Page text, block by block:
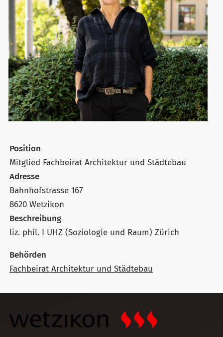
Position
Mitglied Fachbeirat Architektur und Städtebau
Adresse
Bahnhofstrasse 167
8620 Wetzikon
Beschreibung
liz. phil. I UHZ (Soziologie und Raum) Zürich
Behörden
Fachbeirat Architektur und Städtebau